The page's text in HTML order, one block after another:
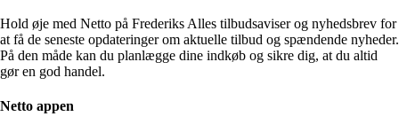
Hold øje med Netto på Frederiks Alles tilbudsaviser og nyhedsbrev for
at få de seneste opdateringer om aktuelle tilbud og spændende nyheder.
På den måde kan du planlægge dine indkøb og sikre dig, at du altid
gør en god handel.
Netto appen